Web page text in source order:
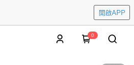
開啟APP
0